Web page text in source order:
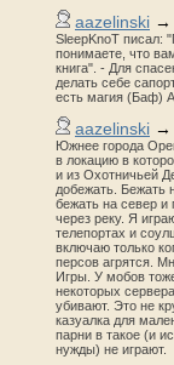
aazelinski →
SleepKnoT писал:
понимаете, что
книга". - Для
делать себе
есть магия (Баф)
aazelinski →
Южнее города
в локацию в
и из Охотничьей
добежать. Бежать
бежать на север и
через реку. Я
телепортах и
включаю только
персов агрятся.
Игры. У мобов
некоторых
убивают. Это не
казуалка для
парни в такое (и
нужды) не играют.